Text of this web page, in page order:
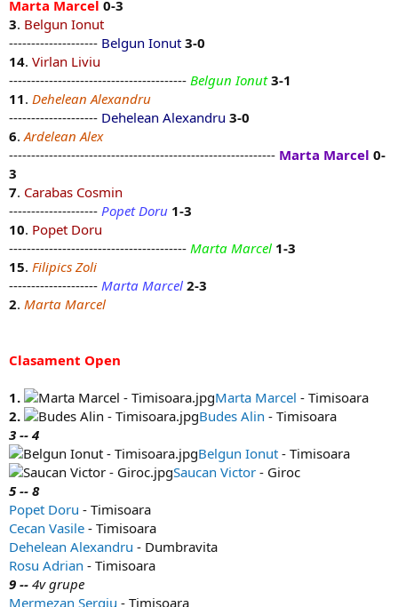
Marta Marcel 0-3
3. Belgun Ionut
-------------------- Belgun Ionut 3-0
14. Virlan Liviu
---------------------------------------- Belgun Ionut 3-1
11. Dehelean Alexandru
-------------------- Dehelean Alexandru 3-0
6.Ardelean Alex
------------------------------------------------------------ Marta Marcel 0-
3
7. Carabas Cosmin
-------------------- Popet Doru 1-3
10. Popet Doru
---------------------------------------- Marta Marcel 1-3
15. Filipics Zoli
-------------------- Marta Marcel 2-3
2. Marta Marcel
Clasament Open
1. Marta Marcel - Timisoara
2.
Budes Alin - Timisoara
3 -- 4
Belgun Ionut - Timisoara
Saucan Victor - Giroc
5 -- 8
Popet Doru - Timisoara
Cecan Vasile - Timisoara
Dehelean Alexandru - Dumbravita
Rosu Adrian - Timisoara
9 -- 4v grupe
Mermezan Sergiu - Timisoara